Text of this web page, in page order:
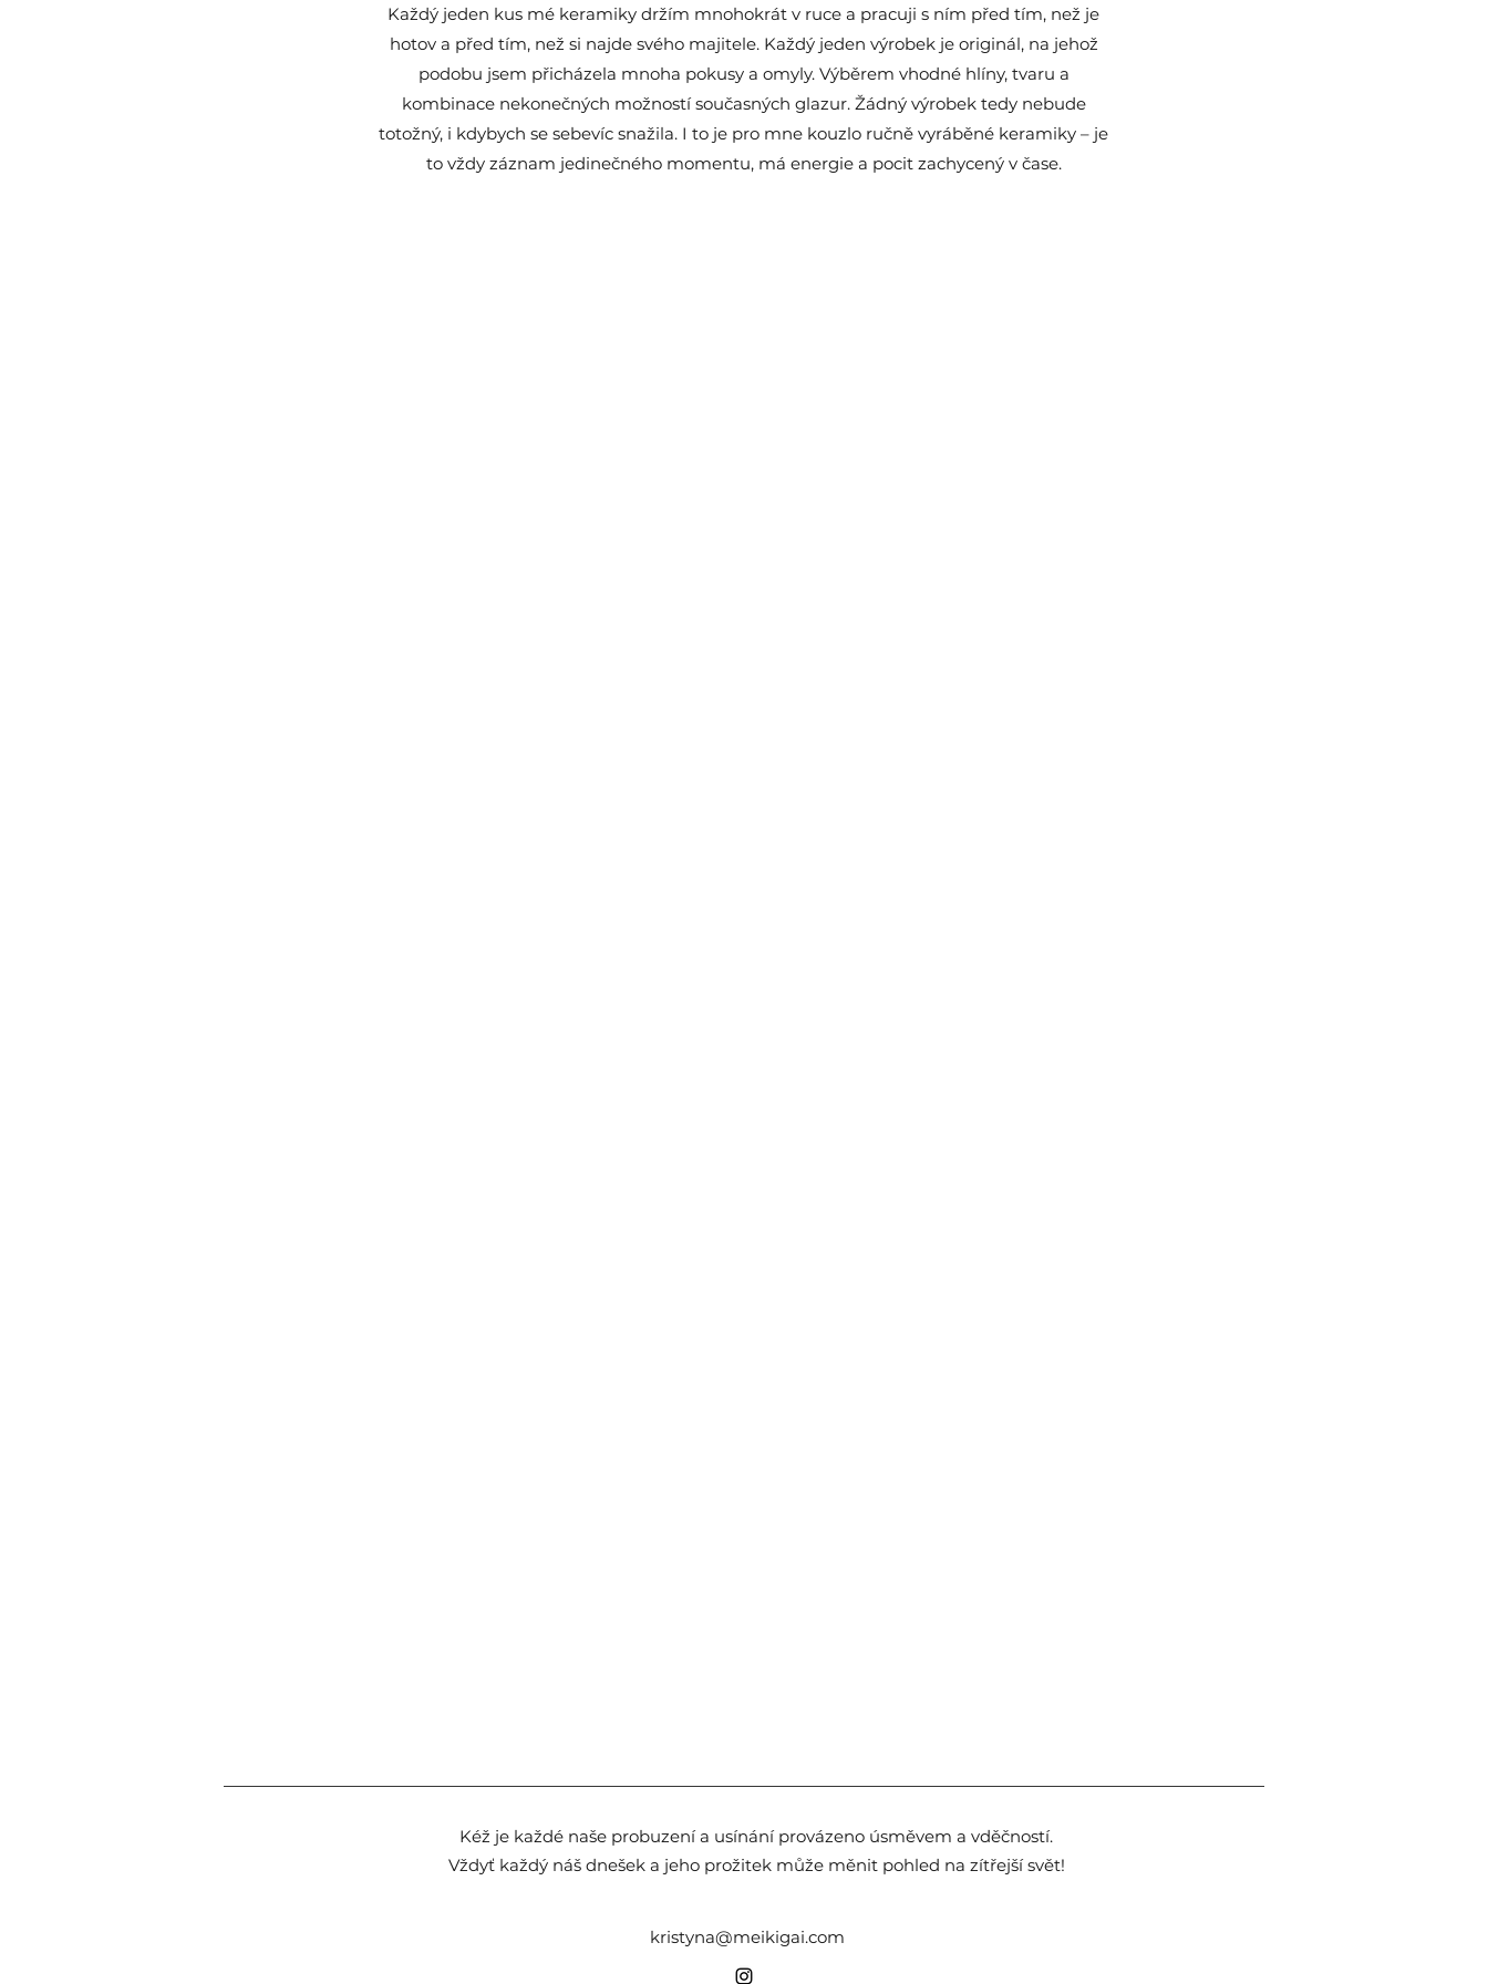
Každý jeden kus mé keramiky držím mnohokrát v ruce a pracuji s ním před tím, než je
hotov a před tím, než si najde svého majitele. Každý jeden výrobek je originál, na jehož
podobu jsem přicházela mnoha pokusy a omyly. Výběrem vhodné hlíny, tvaru a
kombinace nekonečných možností současných glazur. Žádný výrobek tedy nebude
totožný, i kdybych se sebevíc snažila. I to je pro mne kouzlo ručně vyráběné keramiky – je
to vždy záznam jedinečného momentu, má energie a pocit zachycený v čase.
Kéž je každé naše probuzení a usínání provázeno úsměvem a vděčností.
Vždyť každý náš dnešek a jeho prožitek může měnit pohled na zítřejší svět!
kristyna@meikigai.com